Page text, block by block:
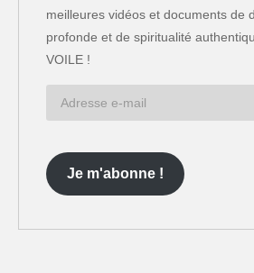
meilleures vidéos et documents de
profonde et de spiritualité
VOILE !
Je m'abonne !